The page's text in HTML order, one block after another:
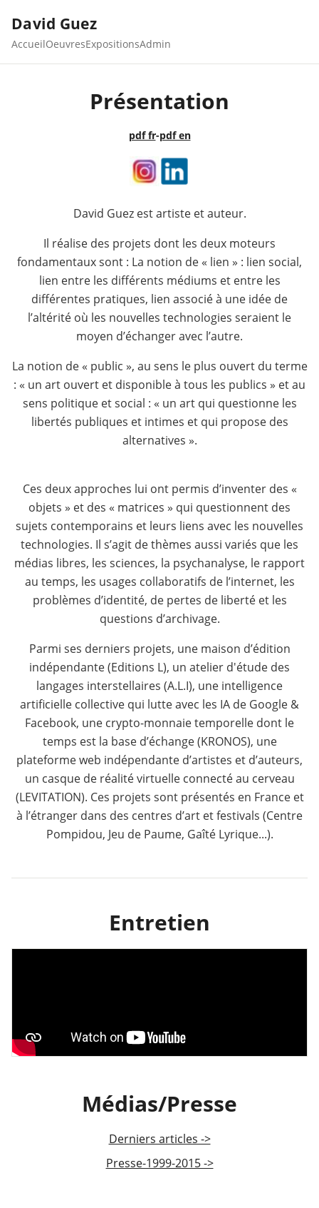
David Guez
AccueilOeuvresExpositionsAdmin
Présentation
pdf fr-pdf en
David Guez est artiste et auteur.
Il réalise des projets dont les deux moteurs
fondamentaux sont : La notion de « lien » : lien social,
lien entre les différents médiums et entre les
différentes pratiques, lien associé à une idée de
l’altérité où les nouvelles technologies seraient le
moyen d’échanger avec l’autre.
La notion de « public », au sens le plus ouvert du terme
: « un art ouvert et disponible à tous les publics » et au
sens politique et social : « un art qui questionne les
libertés publiques et intimes et qui propose des
alternatives ».
Ces deux approches lui ont permis d’inventer des «
objets » et des « matrices » qui questionnent des
sujets contemporains et leurs liens avec les nouvelles
technologies. Il s’agit de thèmes aussi variés que les
médias libres, les sciences, la psychanalyse, le rapport
au temps, les usages collaboratifs de l’internet, les
problèmes d’identité, de pertes de liberté et les
questions d’archivage.
Parmi ses derniers projets, une maison d’édition
indépendante (Editions L), un atelier d'étude des
langages interstellaires (A.L.I), une intelligence
artificielle collective qui lutte avec les IA de Google &
Facebook, une crypto-monnaie temporelle dont le
temps est la base d’échange (KRONOS), une
plateforme web indépendante d’artistes et d’auteurs,
un casque de réalité virtuelle connecté au cerveau
(LEVITATION). Ces projets sont présentés en France et
à l’étranger dans des centres d’art et festivals (Centre
Pompidou, Jeu de Paume, Gaîté Lyrique...).
Entretien
Médias/Presse
Derniers articles ->
Presse-1999-2015 ->